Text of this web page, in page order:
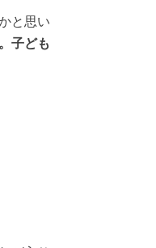
と思い
子ども